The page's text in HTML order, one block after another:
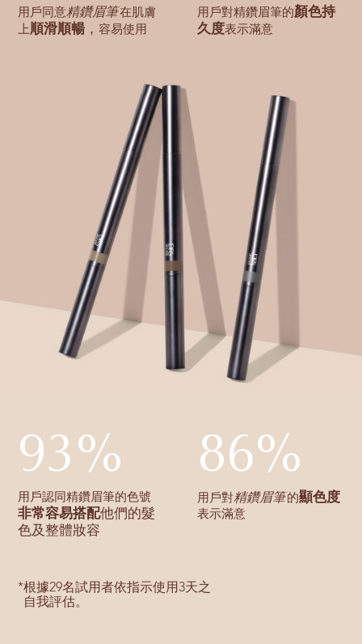
用戶同意精鑽眉筆在肌膚
上順滑順暢 ，容易使用
用戶對精鑽眉筆的 顏色持
久度表示滿意
93%
用戶認同精鑽眉筆的色號
非常容易搭配他們的髮
色及整體妝容
86%
用戶對精鑽眉筆 的顯色度
表示滿意
*根據29名試用者依指示使用3天之
自我評估。